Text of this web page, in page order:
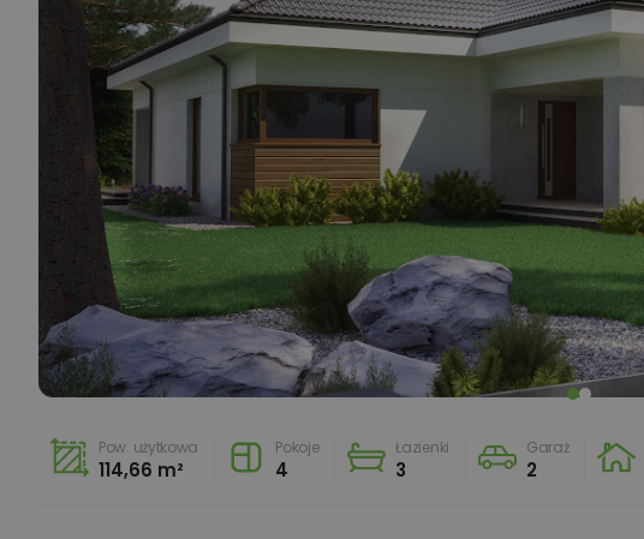
Pow. użytkowa
114,66 m²
Pokoje
4
Łazienki
3
Garaż
2